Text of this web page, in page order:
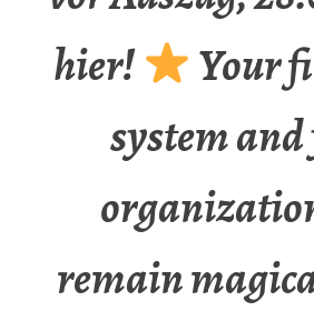
hier!
Your
system
remain